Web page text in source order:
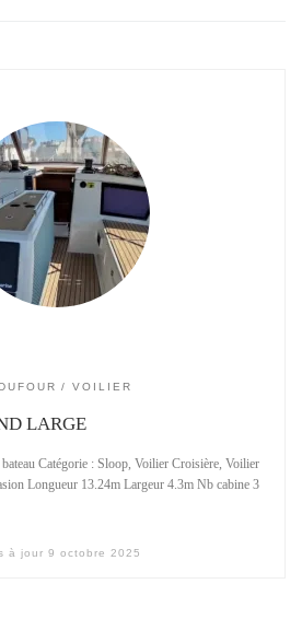
VOILIER
LARGE
Catégorie : Sloop, Voilier Croisière, Voilier
Longueur 13.24m Largeur 4.3m Nb cabine 3
à jour 9 octobre 2025